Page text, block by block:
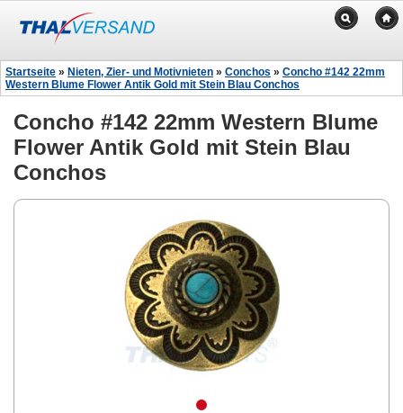
Startseite » Nieten, Zier- und Motivnieten » Conchos » Concho #142 22mm
Western Blume Flower Antik Gold mit Stein Blau Conchos
Concho #142 22mm Western Blume
Flower Antik Gold mit Stein Blau
Conchos